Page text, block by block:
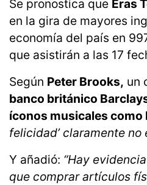
Se pronostica que Eras
en la gira de mayores
economía del país en
que asistirán a las 17
Según Peter Brooks, un
banco británico
íconos musicales como
felicidad’ claramente no
Y añadió: “Hay
que comprar artículos